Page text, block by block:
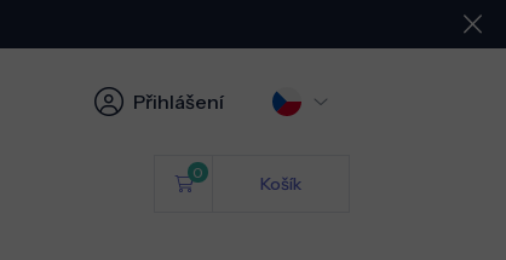
Přihlášení
0
Košík